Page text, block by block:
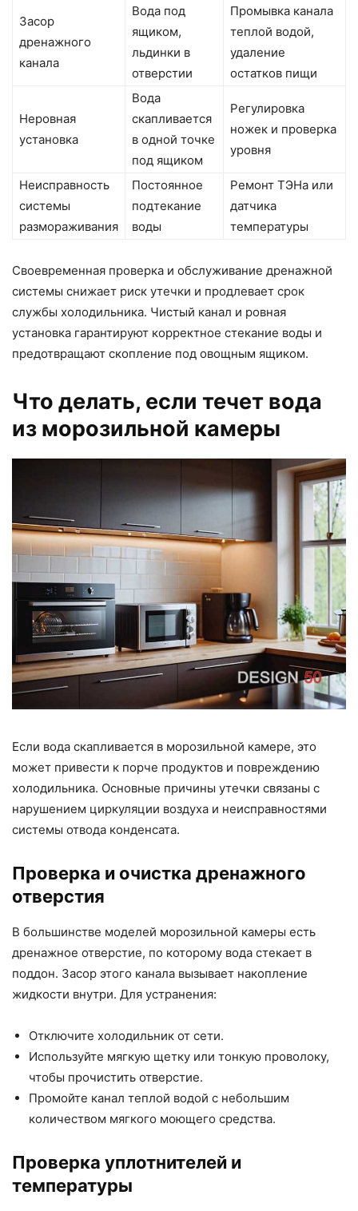
Засор
дренажного
канала
Вода под
ящиком,
льдинки в
отверстии
Промывка канала
теплой водой,
удаление
остатков пищи
Неровная
установка
Вода
скапливается
в одной точке
под ящиком
Регулировка
ножек и проверка
уровня
Неисправность
системы
размораживания
Постоянное
подтекание
воды
Ремонт ТЭНа или
датчика
температуры
Своевременная проверка и обслуживание дренажной
системы снижает риск утечки и продлевает срок
службы холодильника. Чистый канал и ровная
установка гарантируют корректное стекание воды и
предотвращают скопление под овощным ящиком.
Что делать, если течет вода
из морозильной камеры
Если вода скапливается в морозильной камере, это
может привести к порче продуктов и повреждению
холодильника. Основные причины утечки связаны с
нарушением циркуляции воздуха и неисправностями
системы отвода конденсата.
Проверка и очистка дренажного
отверстия
В большинстве моделей морозильной камеры есть
дренажное отверстие, по которому вода стекает в
поддон. Засор этого канала вызывает накопление
жидкости внутри. Для устранения:
Отключите холодильник от сети.
Используйте мягкую щетку или тонкую проволоку,
чтобы прочистить отверстие.
Промойте канал теплой водой с небольшим
количеством мягкого моющего средства.
Проверка уплотнителей и
температуры